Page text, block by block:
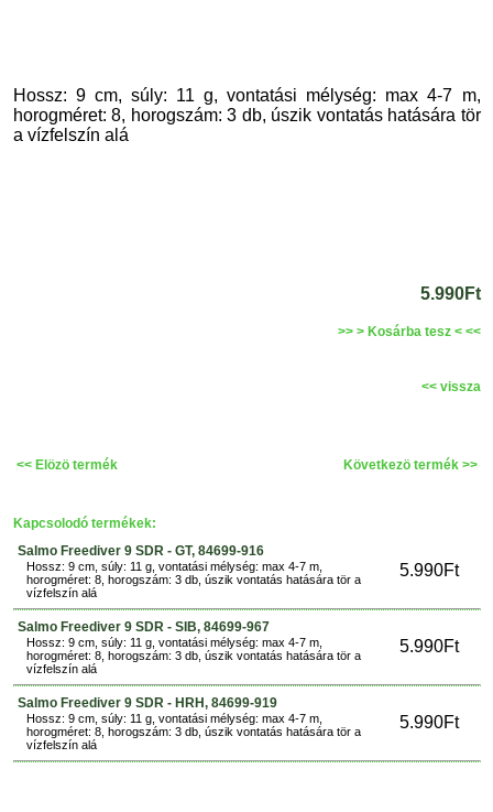
Hossz: 9 cm, súly: 11 g, vontatási mélység: max 4-7 m,
horogméret: 8, horogszám: 3 db, úszik vontatás hatására tör
a vízfelszín alá
5.990Ft
>> > Kosárba tesz < <<
<< vissza
<< Elözö termék Következö termék >>
Kapcsolodó termékek:
Salmo Freediver 9 SDR - GT, 84699-916
5.990Ft
Hossz: 9 cm, súly: 11 g, vontatási mélység: max 4-7 m,
horogméret: 8, horogszám: 3 db, úszik vontatás hatására tör a
vízfelszín alá
Salmo Freediver 9 SDR - SIB, 84699-967
5.990Ft
Hossz: 9 cm, súly: 11 g, vontatási mélység: max 4-7 m,
horogméret: 8, horogszám: 3 db, úszik vontatás hatására tör a
vízfelszín alá
Salmo Freediver 9 SDR - HRH, 84699-919
5.990Ft
Hossz: 9 cm, súly: 11 g, vontatási mélység: max 4-7 m,
horogméret: 8, horogszám: 3 db, úszik vontatás hatására tör a
vízfelszín alá